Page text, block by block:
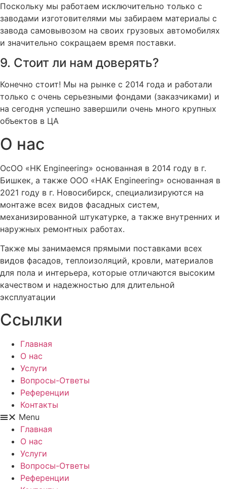
Поскольку мы работаем исключительно только с
заводами изготовителями мы забираем материалы с
завода самовывозом на своих грузовых автомобилях
и значительно сокращаем время поставки.
9. Стоит ли нам доверять?
Конечно стоит! Мы на рынке с 2014 года и работали
только с очень серьезными фондами (заказчиками) и
на сегодня успешно завершили очень много крупных
объектов в ЦА
О нас
ОсОО «HK Engineering» основанная в 2014 году в г.
Бишкек, а также ООО «HAK Engineering» основанная в
2021 году в г. Новосибирск, специализируются на
монтаже всех видов фасадных систем,
механизированной штукатурке, а также внутренних и
наружных ремонтных работах.
Также мы занимаемся прямыми поставками всех
видов фасадов, теплоизоляций, кровли, материалов
для пола и интерьера, которые отличаются высоким
качеством и надежностью для длительной
эксплуатации
Ссылки
Главная
О нас
Услуги
Вопросы-Ответы
Референции
Контакты
Menu
Главная
О нас
Услуги
Вопросы-Ответы
Референции